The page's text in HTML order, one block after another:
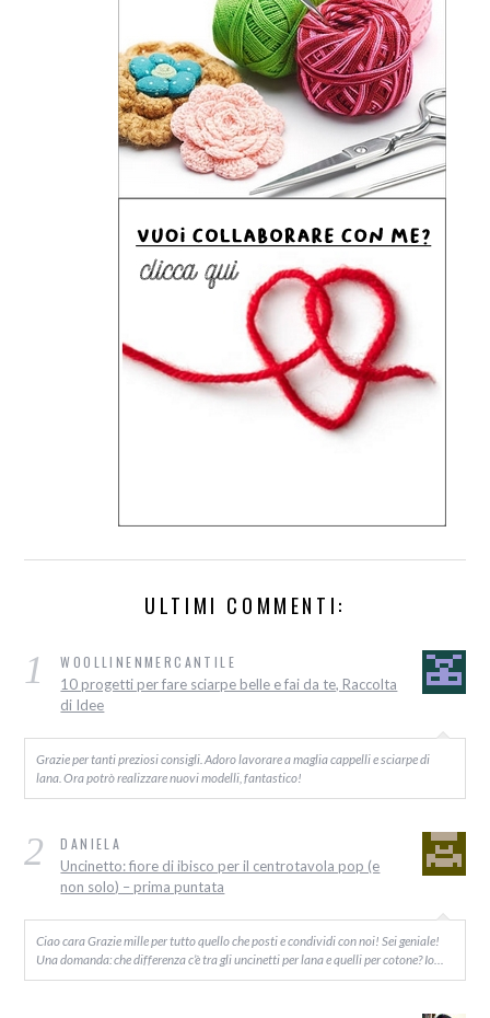
ULTIMI COMMENTI:
1 WOOLLINENMERCANTILE
10 progetti per fare sciarpe belle e fai da te, Raccolta
di Idee
Grazie per tanti preziosi consigli. Adoro lavorare a maglia cappelli e sciarpe di
lana. Ora potrò realizzare nuovi modelli, fantastico!
2 DANIELA
Uncinetto: fiore di ibisco per il centrotavola pop (e
non solo) – prima puntata
Ciao cara Grazie mille per tutto quello che posti e condividi con noi! Sei geniale!
Una domanda: che differenza c’è tra gli uncinetti per lana e quelli per cotone? Io…